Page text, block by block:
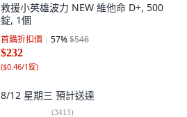
救援小英雄波力 NEW 維他命 D+, 500
錠, 1個
首購折扣價 57%$546
$232
($0.46/1錠)
8/12 星期三 預計送達
(3413)